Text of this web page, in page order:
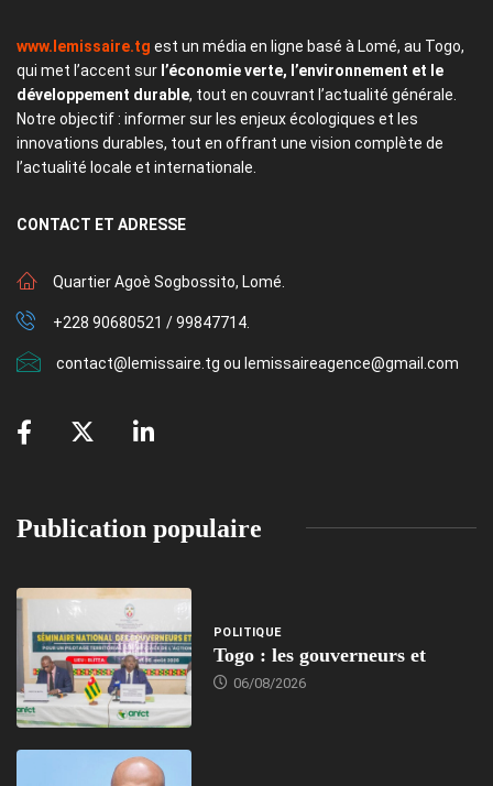
www.lemissaire.tg est un média en ligne basé à Lomé, au Togo,
qui met l’accent sur l’économie verte, l’environnement et le
développement durable, tout en couvrant l’actualité générale.
Notre objectif : informer sur les enjeux écologiques et les
innovations durables, tout en offrant une vision complète de
l’actualité locale et internationale.
CONTACT ET ADRESSE
Quartier Agoè Sogbossito, Lomé.
+228 90680521 / 99847714.
contact@lemissaire.tg ou lemissaireagence@gmail.com
Publication populaire
POLITIQUE
Togo : les gouverneurs et
06/08/2026